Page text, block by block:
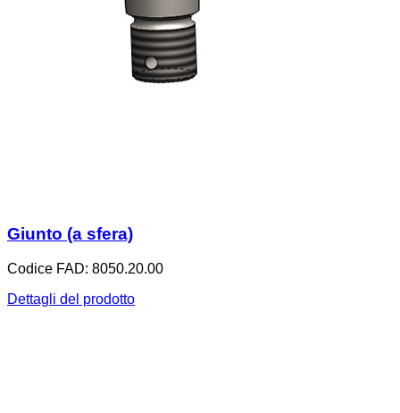
Giunto (a sfera)
Codice FAD: 8050.20.00
Dettagli del prodotto